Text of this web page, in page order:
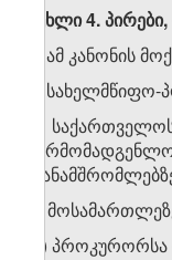
მუხლი 4.
1. ამ კანონის
ა)
ბ)
გ)
დ)